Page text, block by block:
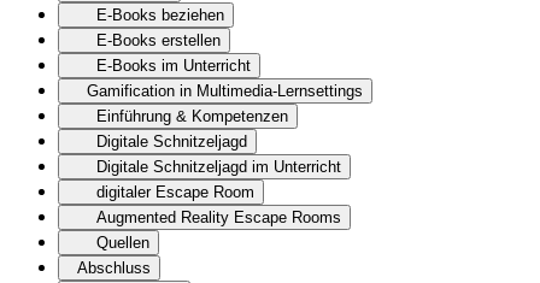
E-Books beziehen
E-Books erstellen
E-Books im Unterricht
Gamification in Multimedia-Lernsettings
Einführung & Kompetenzen
Digitale Schnitzeljagd
Digitale Schnitzeljagd im Unterricht
digitaler Escape Room
Augmented Reality Escape Rooms
Quellen
Abschluss